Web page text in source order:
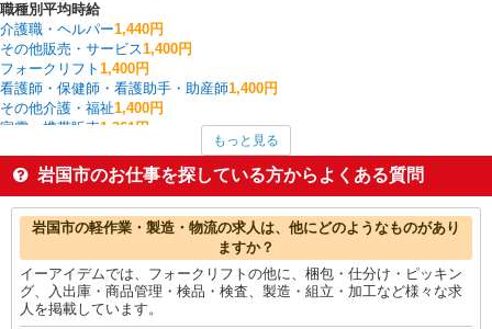
職種別平均時給
介護職・ヘルパー1,440円
その他販売・サービス1,400円
フォークリフト 1,400円
看護師・保健師・看護助手・助産師1,400円
その他介護・福祉1,400円
家電・携帯販売1,361円
製造・組立・加工1,304円
医薬品・ドラッグストア
1,300円
梱包・仕分け・ピッキング1,269円
岩国市の他の職種の平均時給を見る
もっと見る
岩国市のお仕事を探している方からよくある質問
岩国市の軽作業・製造・物流の求人は、他にどのようなものがあり
ますか？
イーアイデムでは、フォークリフトの他に、梱包・仕分け・ピッキン
グ、入出庫・商品管理・検品・検査、製造・組立・加工など様々な求
人を掲載しています。